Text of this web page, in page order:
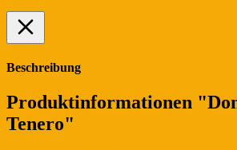
Beschreibung
Produktinformationen
Tenero"